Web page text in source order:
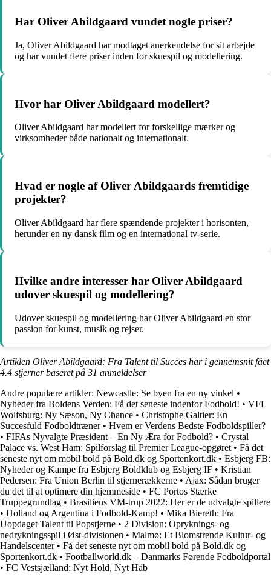
Har Oliver Abildgaard vundet nogle priser?
Ja, Oliver Abildgaard har modtaget anerkendelse for sit arbejde
og har vundet flere priser inden for skuespil og modellering.
Hvor har Oliver Abildgaard modellert?
Oliver Abildgaard har modellert for forskellige mærker og
virksomheder både nationalt og internationalt.
Hvad er nogle af Oliver Abildgaards fremtidige
projekter?
Oliver Abildgaard har flere spændende projekter i horisonten,
herunder en ny dansk film og en international tv-serie.
Hvilke andre interesser har Oliver Abildgaard
udover skuespil og modellering?
Udover skuespil og modellering har Oliver Abildgaard en stor
passion for kunst, musik og rejser.
Artiklen Oliver Abildgaard: Fra Talent til Succes har i gennemsnit fået
4.4 stjerner baseret på 31 anmeldelser
Andre populære artikler: Newcastle: Se byen fra en ny vinkel •
Nyheder fra Boldens Verden: Få det seneste indenfor Fodbold! • VFL
Wolfsburg: Ny Sæson, Ny Chance • Christophe Galtier: En
Succesfuld Fodboldtræner• Hvem er Verdens Bedste Fodboldspiller?
• FIFAs Nyvalgte Præsident – En Ny Æra for Fodbold? • Crystal
Palace vs. West Ham: Spilforslag til Premier League-opgøret • Få det
seneste nyt om mobil bold på Bold.dk og Sportenkort.dk • Esbjerg FB:
Nyheder og Kampe fra Esbjerg Boldklub og Esbjerg IF • Kristian
Pedersen: Fra Union Berlin til stjernerækkerne • Ajax: Sådan bruger
du det til at optimere din hjemmeside • FC Portos Stærke
Truppegrundlag • Brasiliens VM-trup 2022: Her er de udvalgte spillere
• Holland og Argentina i Fodbold-Kamp! • Mika Biereth: Fra
Uopdaget Talent til Popstjerne • 2 Division: Opryknings- og
nedrykningsspil i Øst-divisionen • Malmø: Et Blomstrende Kultur- og
Handelscenter• Få det seneste nyt om mobil bold på Bold.dk og
Sportenkort.dk • Footballworld.dk – Danmarks Førende Fodboldportal
• FC Vestsjælland: Nyt Hold, Nyt Håb